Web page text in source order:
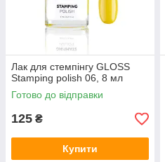
Лак для стемпінгу GLOSS
Stamping polish 06, 8 мл
Готово до відправки
125 ₴
Купити